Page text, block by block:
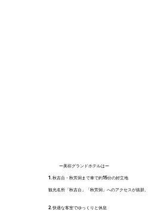
ー美祢グランドホテルはー
1. 秋吉台・秋芳洞まで車で約15分の好立地
観光名所「秋吉台」「秋芳洞」へのアクセスが抜群。
2. 快適な客室でゆっくりと休息